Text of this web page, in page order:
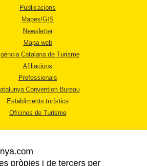
Publicacions
Mapes/GIS
Newsletter
Mapa web
Catalana de Turisme
Afiliacions
Professionals
Convention Bureau
Establiments turístics
Oficines de Turisme
pròpies i de tercers per